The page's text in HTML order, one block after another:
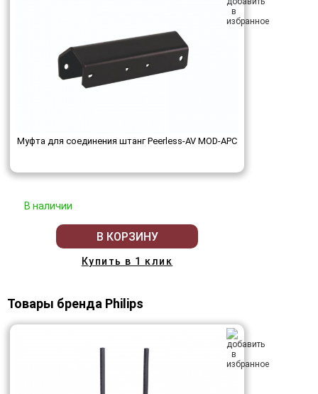
Муфта для соединения штанг Peerless-AV MOD-APC
В наличии
В КОРЗИНУ
Купить в 1 клик
Товары бренда Philips